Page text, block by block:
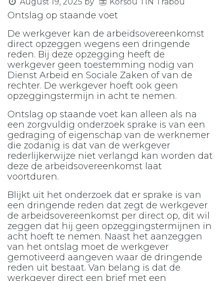
Ontslag op staande voet
De werkgever kan de arbeidsovereenkomst
direct opzeggen wegens een dringende
reden. Bij deze opzegging heeft de
werkgever geen toestemming nodig van
Dienst Arbeid en Sociale Zaken of van de
rechter. De werkgever hoeft ook geen
opzeggingstermijn in acht te nemen.
Ontslag op staande voet kan alleen als na
een zorgvuldig onderzoek sprake is van een
gedraging of eigenschap van de werknemer
die zodanig is dat van de werkgever
rederlijkerwijze niet verlangd kan worden dat
deze de arbeidsovereenkomst laat
voortduren.
Blijkt uit het onderzoek dat er sprake is van
een dringende reden dat zegt de werkgever
de arbeidsovereenkomst per direct op, dit wil
zeggen dat hij geen opzeggingstermijnen in
acht hoeft te nemen. Naast het aanzeggen
van het ontslag moet de werkgever
gemotiveerd aangeven waar de dringende
reden uit bestaat. Van belang is dat de
werkgever direct een brief met een